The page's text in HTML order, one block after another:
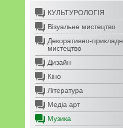
КУЛЬТУРОЛОГІЯ
Візуальне мистецтво
Декоративно-
мистецтво
Дизайн
Кіно
Література
Медіа арт
Музика